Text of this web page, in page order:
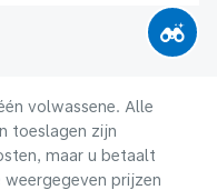
volwassene. Alle
toeslagen zijn
maar u betaalt
prijzen